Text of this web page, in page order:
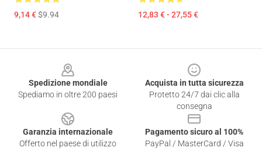
9,14 €$9.94 12,83 € - 27,55 €
Spedizione mondiale
Spediamo in oltre 200 paesi
Acquista in tutta sicurezza
Protetto 24/7 dai clic alla
consegna
Garanzia internazionale
Offerto nel paese di utilizzo
Pagamento sicuro al 100%
PayPal / MasterCard / Visa